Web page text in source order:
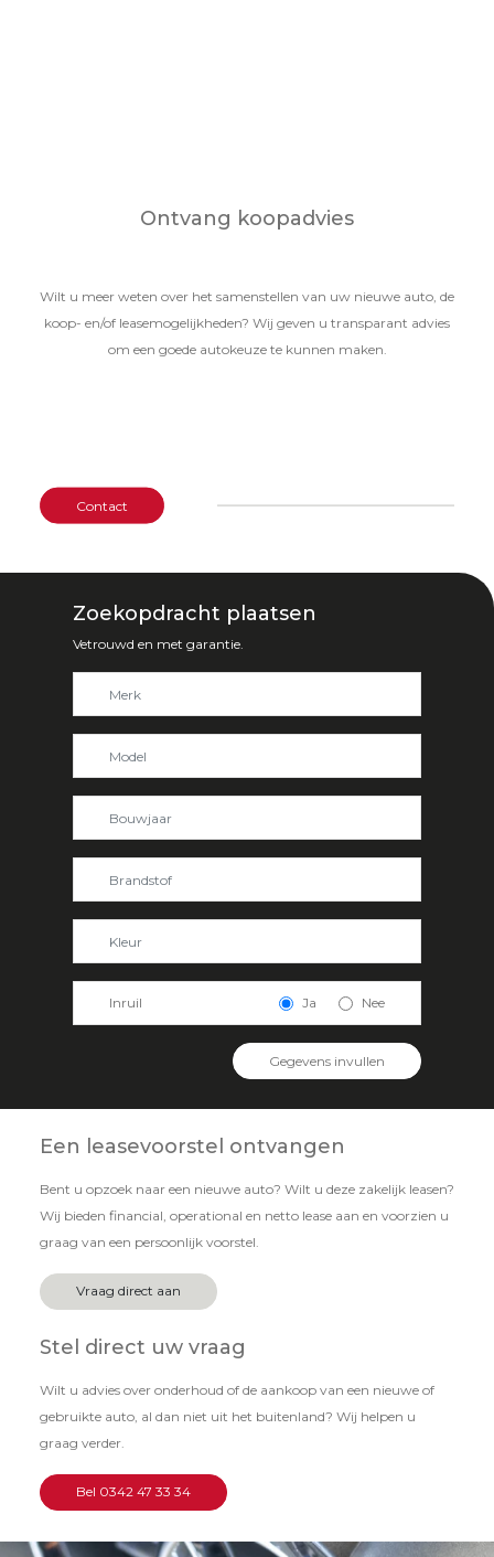
Ontvang koopadvies
Wilt u meer weten over het samenstellen van uw nieuwe auto, de
koop- en/of leasemogelijkheden? Wij geven u transparant advies
om een goede autokeuze te kunnen maken.
Contact
Zoekopdracht plaatsen
Vetrouwd en met garantie.
Inruil Ja Nee
Gegevens invullen
Een leasevoorstel ontvangen
Bent u opzoek naar een nieuwe auto? Wilt u deze zakelijk leasen?
Wij bieden financial, operational en netto lease aan en voorzien u
graag van een persoonlijk voorstel.
Vraag direct aan
Stel direct uw vraag
Wilt u advies over onderhoud of de aankoop van een nieuwe of
gebruikte auto, al dan niet uit het buitenland? Wij helpen u
graag verder.
Bel 0342 47 33 34